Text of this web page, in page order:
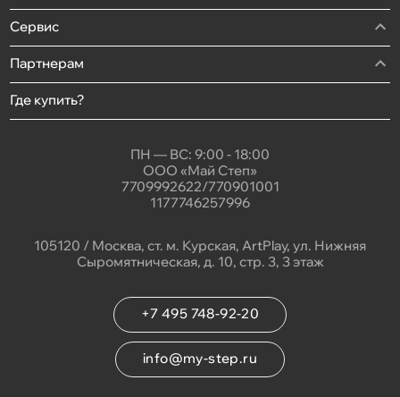
Сервис
Партнерам
Где купить?
ПН — ВС: 9:00 - 18:00
ООО «Май Степ»
7709992622/770901001
1177746257996
105120 / Москва, ст. м. Курская, ArtPlay, ул. Нижняя
Сыромятническая, д. 10, стр. 3, 3 этаж
+7 495 748-92-20
info@my-step.ru